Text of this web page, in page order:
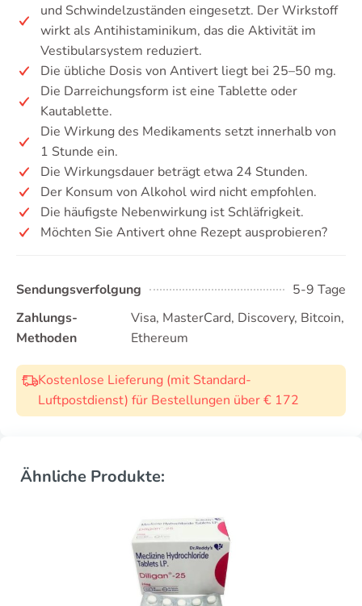
und Schwindelzuständen eingesetzt. Der Wirkstoff
wirkt als Antihistaminikum, das die Aktivität im
Vestibularsystem reduziert.
Die übliche Dosis von Antivert liegt bei 25–50 mg.
Die Darreichungsform ist eine Tablette oder
Kautablette.
Die Wirkung des Medikaments setzt innerhalb von
1 Stunde ein.
Die Wirkungsdauer beträgt etwa 24 Stunden.
Der Konsum von Alkohol wird nicht empfohlen.
Die häufigste Nebenwirkung ist Schläfrigkeit.
Möchten Sie Antivert ohne Rezept ausprobieren?
Sendungsverfolgung
5-9 Tage
Zahlungs-
Methoden
Visa, MasterCard, Discovery, Bitcoin,
Ethereum
Kostenlose Lieferung (mit Standard-
Luftpostdienst) für Bestellungen über € 172
Ähnliche Produkte: